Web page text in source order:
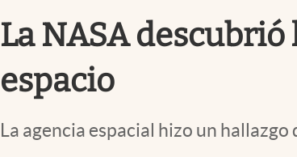
Streaming
Lifestyle
La NASA
espacio
La agencia espacial hizo un